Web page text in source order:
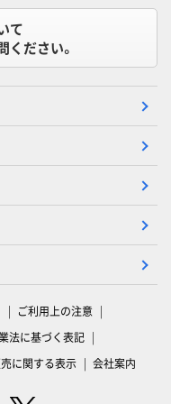
て
ください。
ご利用上の注意
法に基づく表記
に関する表示 会社案内